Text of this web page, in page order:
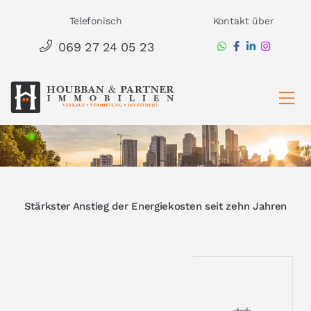
springen
Telefonisch
069 27 24 05 23
Kontakt über
Stärkster Anstieg der Energiekosten seit zehn Jahren